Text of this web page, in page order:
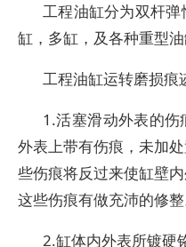
工程油缸分为双杆
缸，多缸，及各种重型油
工程油缸运转磨损痕
1.活塞滑动外表的
外表上带有伤痕，未加
些伤痕将反过来使缸壁
这些伤痕有做充沛的修整
2.缸体内外表所镀硬